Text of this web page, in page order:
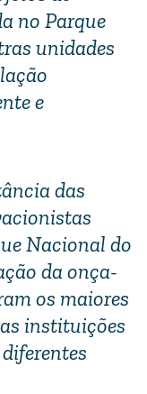
no Parque
unidades
e
das
Nacional do
da onça-
os maiores
instituições